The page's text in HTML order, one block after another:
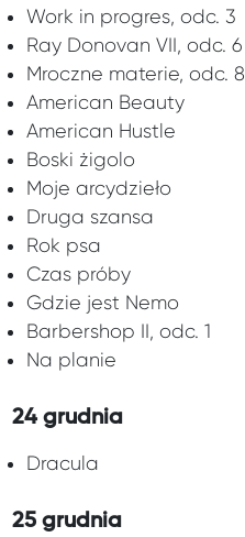
Work in progres, odc. 3
Ray Donovan VII, odc. 6
Mroczne materie, odc. 8
American Beauty
American Hustle
Boski żigolo
Moje arcydzieło
Druga szansa
Rok psa
Czas próby
Gdzie jest Nemo
Barbershop II, odc. 1
Na planie
24 grudnia
Dracula
25 grudnia